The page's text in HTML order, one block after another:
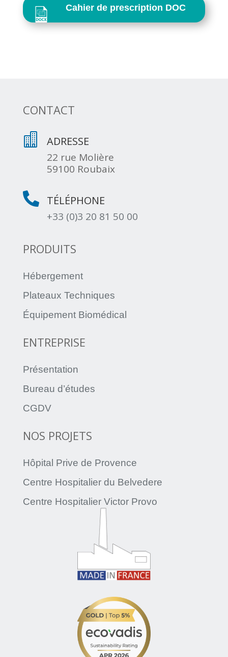
Cahier de prescription DOC
CONTACT
 ADRESSE
22 rue Molière
59100 Roubaix
 TÉLÉPHONE
+33 (0)3 20 81 50 00
PRODUITS
Hébergement
Plateaux Techniques
Équipement Biomédical
ENTREPRISE
Présentation
Bureau d’études
CGDV
NOS PROJETS
Hôpital Prive de Provence
Centre Hospitalier du Belvedere
Centre Hospitalier Victor Provo